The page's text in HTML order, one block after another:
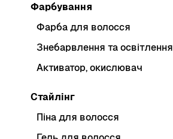
Фарбування
Фарба для волосся
Знебарвлення та освітлення
Активатор, окислювач
Стайлінг
Піна для волосся